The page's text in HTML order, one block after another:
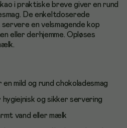
i praktiske breve giver en rund
De enkeltdoserede
en velsmagende kop
eller derhjemme. Opløses
en mild og rund chokoladesmag
hygiejnisk og sikker servering
vand eller mælk